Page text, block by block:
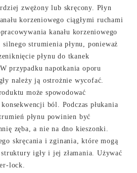
zwężony lub skręcony. Płyn
korzeniowego ciągłymi ruchami
kanału korzeniowego
strumienia płynu, ponieważ
płynu do tkanek
przypadku napotkania oporu
należy ją ostrożnie wycofać.
może spowodować
ból. Podczas płukania
płynu powinien być
zęba, a nie na dno kieszonki.
skręcania i zginania, które mogą
igły i jej złamania. Używać
lock.